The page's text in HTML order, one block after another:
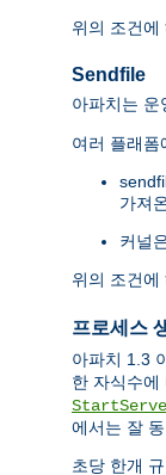
위의 조건에
Sendfile
아파치는 운
여러 플래
가져
커널
위의 조건에
프로세스
아파치 1.3
한 자식수에
에서는 잘
초당 한개